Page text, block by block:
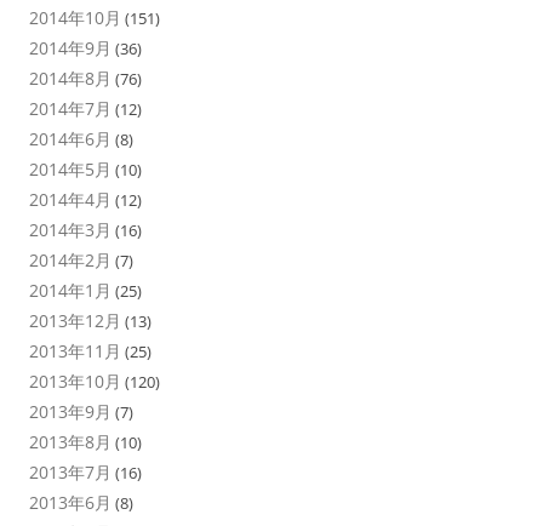
2014年10月 (151)
2014年9月 (36)
2014年8月 (76)
2014年7月 (12)
2014年6月 (8)
2014年5月 (10)
2014年4月 (12)
2014年3月 (16)
2014年2月 (7)
2014年1月 (25)
2013年12月 (13)
2013年11月 (25)
2013年10月 (120)
2013年9月 (7)
2013年8月 (10)
2013年7月 (16)
2013年6月 (8)